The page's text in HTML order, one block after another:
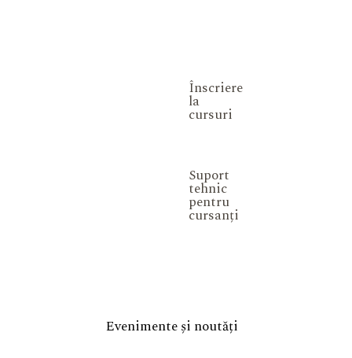
Înscriere
la
cursuri
Suport
tehnic
pentru
cursanți
Evenimente și noutăți